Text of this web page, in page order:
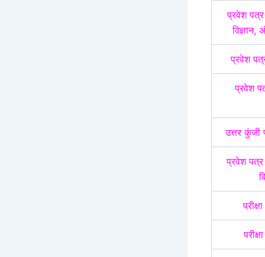
प्रवेश पत्र
विज्ञान,
प्रवेश
प्रवेश
उत्तर कुंजी
प्रवेश पत्र